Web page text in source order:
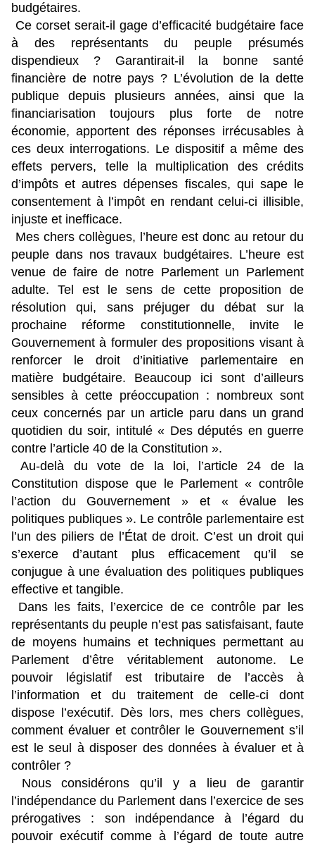
budgétaires.
Ce corset serait-il gage d’efficacité budgétaire face
à des représentants du peuple présumés
dispendieux ? Garantirait-il la bonne santé
financière de notre pays ? L’évolution de la dette
publique depuis plusieurs années, ainsi que la
financiarisation toujours plus forte de notre
économie, apportent des réponses irrécusables à
ces deux interrogations. Le dispositif a même des
effets pervers, telle la multiplication des crédits
d’impôts et autres dépenses fiscales, qui sape le
consentement à l’impôt en rendant celui-ci illisible,
injuste et inefficace.
Mes chers collègues, l’heure est donc au retour du
peuple dans nos travaux budgétaires. L’heure est
venue de faire de notre Parlement un Parlement
adulte. Tel est le sens de cette proposition de
résolution qui, sans préjuger du débat sur la
prochaine réforme constitutionnelle, invite le
Gouvernement à formuler des propositions visant à
renforcer le droit d’initiative parlementaire en
matière budgétaire. Beaucoup ici sont d’ailleurs
sensibles à cette préoccupation : nombreux sont
ceux concernés par un article paru dans un grand
quotidien du soir, intitulé « Des députés en guerre
contre l’article 40 de la Constitution ».
Au-delà du vote de la loi, l’article 24 de la
Constitution dispose que le Parlement « contrôle
l’action du Gouvernement » et « évalue les
politiques publiques ». Le contrôle parlementaire est
l’un des piliers de l’État de droit. C’est un droit qui
s’exerce d’autant plus efficacement qu’il se
conjugue à une évaluation des politiques publiques
effective et tangible.
Dans les faits, l’exercice de ce contrôle par les
représentants du peuple n’est pas satisfaisant, faute
de moyens humains et techniques permettant au
Parlement d’être véritablement autonome. Le
pouvoir législatif est tributaire de l’accès à
l’information et du traitement de celle-ci dont
dispose l’exécutif. Dès lors, mes chers collègues,
comment évaluer et contrôler le Gouvernement s’il
est le seul à disposer des données à évaluer et à
contrôler ?
Nous considérons qu’il y a lieu de garantir
l’indépendance du Parlement dans l’exercice de ses
prérogatives : son indépendance à l’égard du
pouvoir exécutif comme à l’égard de toute autre